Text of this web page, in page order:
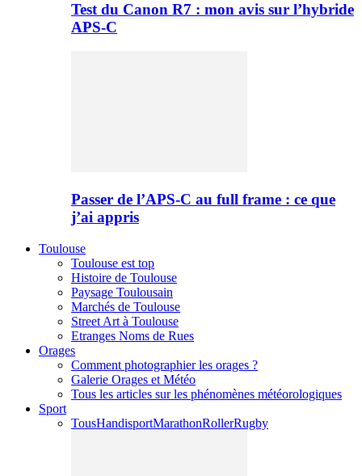
Test du Canon R7 : mon avis sur l’hybride
APS-C
Passer de l’APS-C au full frame : ce que
j’ai appris
Toulouse
Toulouse est top
Histoire de Toulouse
Paysage Toulousain
Marchés de Toulouse
Street Art à Toulouse
Etranges Noms de Rues
Orages
Comment photographier les orages ?
Galerie Orages et Météo
Tous les articles sur les phénomènes météorologiques
Sport
TousHandisportMarathonRollerRugby